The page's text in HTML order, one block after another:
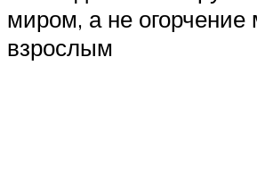
миром, а не огорчение
взрослым